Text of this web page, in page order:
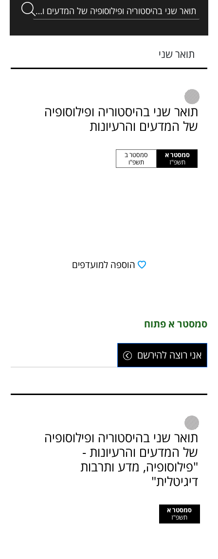
תואר שני
תואר שני בהיסטוריה ופילוסופיה
של המדעים והרעיונות
סמסטר א
תשפ"ז
סמסטר ב
תשפ"ו
הוספה למועדפים
סמסטר א פתוח
אני רוצה להירשם
תואר שני בהיסטוריה ופילוסופיה
של המדעים והרעיונות -
"פילוסופיה, מדע ותרבות
דיגיטלית"
סמסטר א
תשפ"ז